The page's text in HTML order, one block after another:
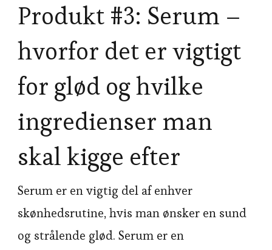
Produkt #3: Serum –
hvorfor det er vigtigt
for glød og hvilke
ingredienser man
skal kigge efter
Serum er en vigtig del af enhver
skønhedsrutine, hvis man ønsker en sund
og strålende glød. Serum er en